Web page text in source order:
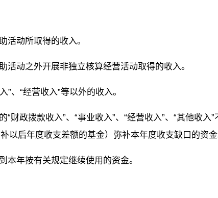
活动所取得的收入。
动之外开展非独立核算经营活动取得的收入。
、“经营收入”等以外的收入。
财政拨款收入”、“事业收入”、“经营收入”、“其他收
以后年度收支差额的基金）弥补本年度收支缺口的资金
本年按有关规定继续使用的资金。